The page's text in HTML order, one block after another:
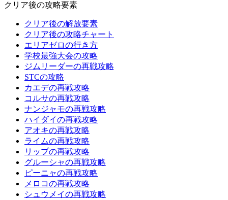
クリア後の攻略要素
クリア後の解放要素
クリア後の攻略チャート
エリアゼロの行き方
学校最強大会の攻略
ジムリーダーの再戦攻略
STCの攻略
カエデの再戦攻略
コルサの再戦攻略
ナンジャモの再戦攻略
ハイダイの再戦攻略
アオキの再戦攻略
ライムの再戦攻略
リップの再戦攻略
グルーシャの再戦攻略
ピーニャの再戦攻略
メロコの再戦攻略
シュウメイの再戦攻略